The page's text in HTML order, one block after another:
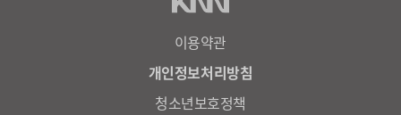
이용약관
개인정보처리방침
청소년보호정책